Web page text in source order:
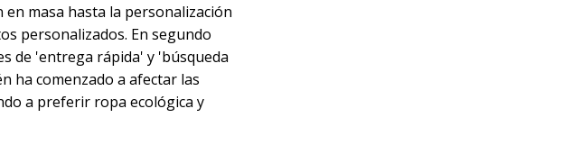
en masa hasta la personalización
personalizados. En segundo
de 'entrega rápida' y 'búsqueda
ha comenzado a afectar las
a preferir ropa ecológica y